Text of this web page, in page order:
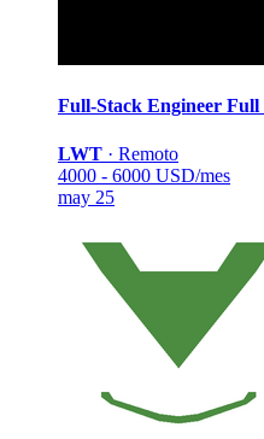
Full-Stack Engineer Full
LWT · Remoto
4000 - 6000 USD/mes
may 25